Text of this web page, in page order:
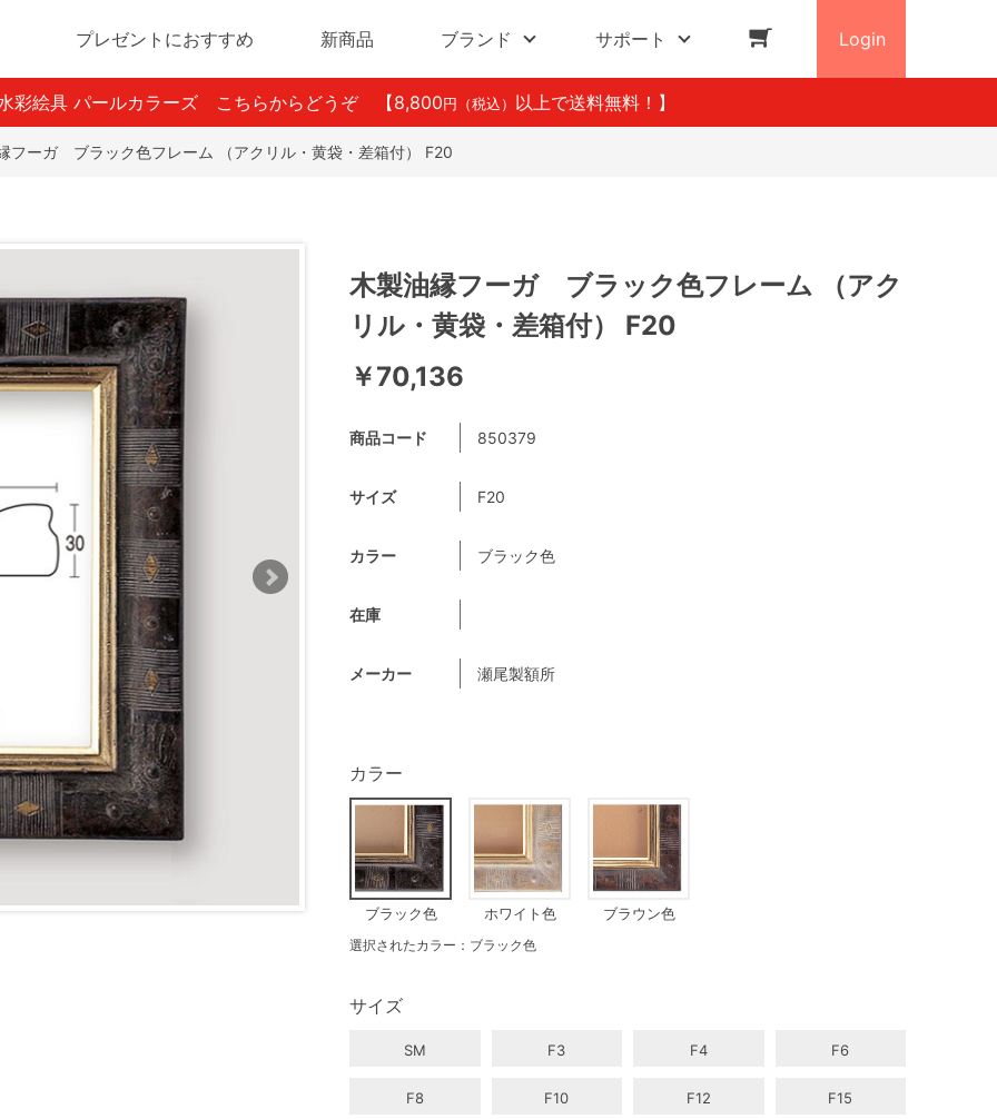
プレゼントにおすすめ 新商品 ブランド サポート Login
彩絵具 パールカラーズ こちらからどうぞ 【8,800 円（税込） 以上で送料無料！】
フーガ ブラック色フレーム （アクリル・黄袋・差箱付） F20
木製油縁フーガ ブラック色フレーム （アク
リル・黄袋・差箱付） F20
￥70,136
商品コード 850379
サイズ F20
カラー ブラック色
在庫
メーカー 瀬尾製額所
カラー
ブラック色 ホワイト色 ブラウン色
選択されたカラー：ブラック色
サイズ
SM F3 F4 F6
F8 F10 F12 F15